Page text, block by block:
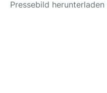
Pressebild herunterladen